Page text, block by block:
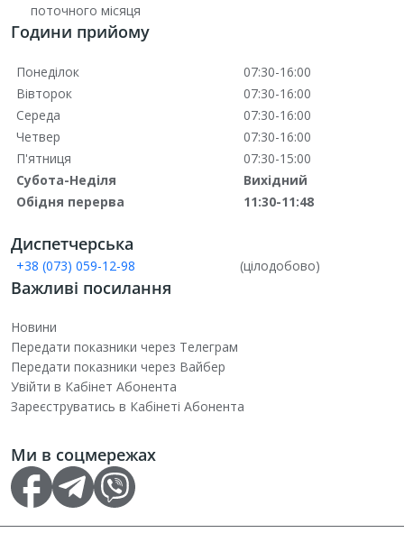
поточного місяця
Години прийому
Понеділок
07:30-16:00
Вівторок
07:30-16:00
Середа
07:30-16:00
Четвер
07:30-16:00
П'ятниця
07:30-15:00
Субота-Неділя
Вихідний
Обідня перерва
11:30-11:48
Диспетчерська
+38 (073) 059-12-98 (цілодобово)
Важливі посилання
Новини
Передати показники через Телеграм
Передати показники через Вайбер
Увійти в Кабінет Абонента
Зареєструватись в Кабінеті Абонента
Ми в соцмережах